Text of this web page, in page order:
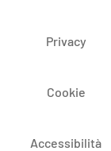
Privacy
Cookie
Accessibilità